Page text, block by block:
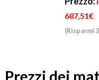
687,51€
(Risparmi
Prezzi dei